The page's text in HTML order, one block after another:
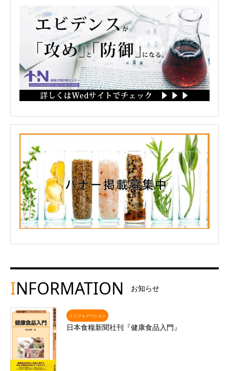
INFORMATION お知らせ
インフォメーション
日本食糧新聞社刊『健康食品入門』